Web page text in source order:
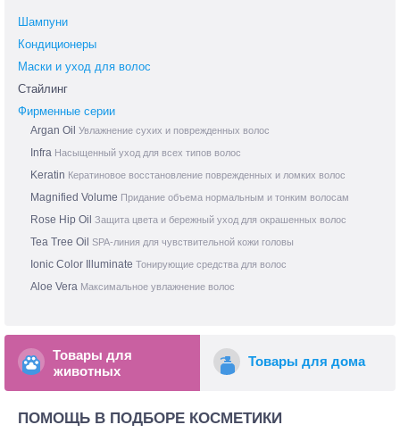
Шампуни
Кондиционеры
Маски и уход для волос
Стайлинг
Фирменные серии
Argan Oil Увлажнение сухих и поврежденных волос
Infra Насыщенный уход для всех типов волос
Keratin Кератиновое восстановление поврежденных и ломких волос
Magnified Volume Придание объема нормальным и тонким волосам
Rose Hip Oil Защита цвета и бережный уход для окрашенных волос
Tea Tree Oil SPA-линия для чувствительной кожи головы
Ionic Color Illuminate Тонирующие средства для волос
Aloe Vera Максимальное увлажнение волос
Товары для
животных
Товары для дома
ПОМОЩЬ В ПОДБОРЕ КОСМЕТИКИ